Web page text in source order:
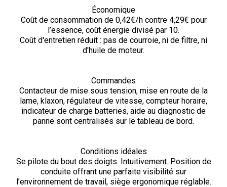
Économique
Coût de consommation de 0,42€/h contre 4,29€ pour
l’essence, coût énergie divisé par 10.
Coût d'entretien réduit : pas de courroie, ni de filtre, ni
d'huile de moteur.
Commandes
Contacteur de mise sous tension, mise en route de la
lame, klaxon, régulateur de vitesse, compteur horaire,
indicateur de charge batteries, aide au diagnostic de
panne sont centralisés sur le tableau de bord.
Conditions idéales
Se pilote du bout des doigts. Intuitivement. Position de
conduite offrant une parfaite visibilité sur
l’environnement de travail, siège ergonomique réglable.